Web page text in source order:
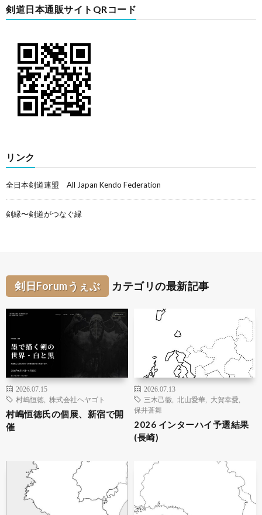
剣道日本通販サイトQRコード
リンク
全日本剣道連盟 All Japan Kendo Federation
剣縁〜剣道がつなぐ縁
剣日Forumうぇぶ カテゴリの最新記事
2026.07.15
村嶋恒徳
株式会社ヘヤゴト
村嶋恒徳氏の個展、新宿で開
催
2026.07.13
三木己徹
北山愛華 大賀幸愛
保井蒼舞
2026 インターハイ予選結果
(長崎)